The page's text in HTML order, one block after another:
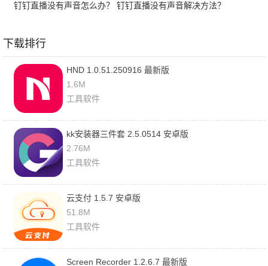
钉钉直播没有声音怎么办？ 钉钉直播没有声音解决方法？
下载排行
HND 1.0.51.250916 最新版
1.6M
工具软件
kk安装器三件套 2.5.0514 安卓版
2.76M
工具软件
云支付 1.5.7 安卓版
51.8M
工具软件
Screen Recorder 1.2.6.7 最新版